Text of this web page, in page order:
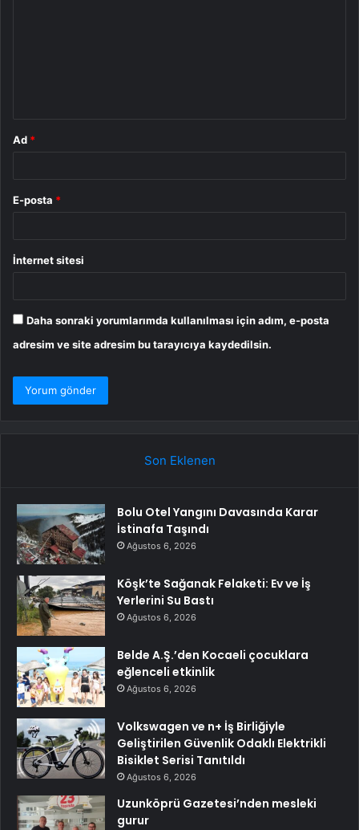
Ad *
E-posta *
İnternet sitesi
Daha sonraki yorumlarımda kullanılması için adım, e-posta
adresim ve site adresim bu tarayıcıya kaydedilsin.
Son Eklenen
Bolu Otel Yangını Davasında Karar
İstinafa Taşındı
Ağustos 6, 2026
Köşk’te Sağanak Felaketi: Ev ve İş
Yerlerini Su Bastı
Ağustos 6, 2026
Belde A.Ş.’den Kocaeli çocuklara
eğlenceli etkinlik
Ağustos 6, 2026
Volkswagen ve n+ İş Birliğiyle
Geliştirilen Güvenlik Odaklı Elektrikli
Bisiklet Serisi Tanıtıldı
Ağustos 6, 2026
Uzunköprü Gazetesi’nden mesleki
gurur